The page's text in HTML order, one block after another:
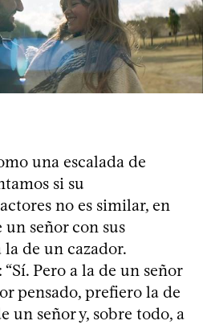
una escalada de
si su
no es similar, en
señor con sus
la de un cazador.
Pero a la de un señor
pensado, prefiero la de
un señor y, sobre todo, a